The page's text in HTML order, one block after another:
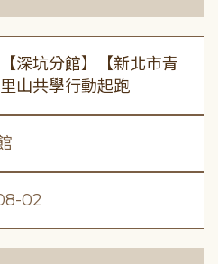
【深坑分館】【新北市青
山共學行動起跑
02